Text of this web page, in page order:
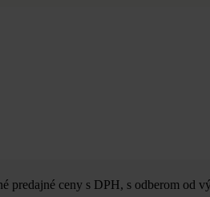
predajné ceny s DPH, s odberom od